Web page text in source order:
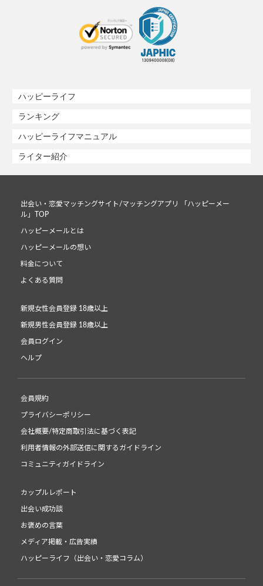
ハッピーライフ
ランキング
ハッピーライフマニュアル
ライター紹介
出会い・恋愛マッチングサイト/マッチングアプリ 「ハッピーメー
ル」TOP
ハッピーメールとは
ハッピーメールの想い
料金について
よくある質問
新規女性会員登録 18歳以上
新規男性会員登録 18歳以上
会員ログイン
ヘルプ
会員規約
プライバシーポリシー
会社概要/特定商取引法に基づく表記
利用者情報の外部送信に関するガイドライン
コミュニティガイドライン
カップルレポート
出会い成功談
お褒めの言葉
メディア掲載・広告実績
ハッピーライフ（出会い・恋愛コラム）